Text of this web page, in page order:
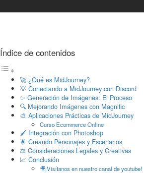
Índice de contenidos
🚀 ¿Qué es MidJourney?
💡 Conectando a MidJourney con Discord
✨ Generación de Imágenes: El Proceso
🔍 Mejorando Imágenes con Magnific
🎨 Aplicaciones Prácticas de MidJourney
Curso Ecommerce Online
🖌️ Integración con Photoshop
🌟 Creando Personajes y Escenarios
⚖️ Consideraciones Legales y Creativas
📈 Conclusión
🎥¡Visítanos en nuestro canal de youtube!